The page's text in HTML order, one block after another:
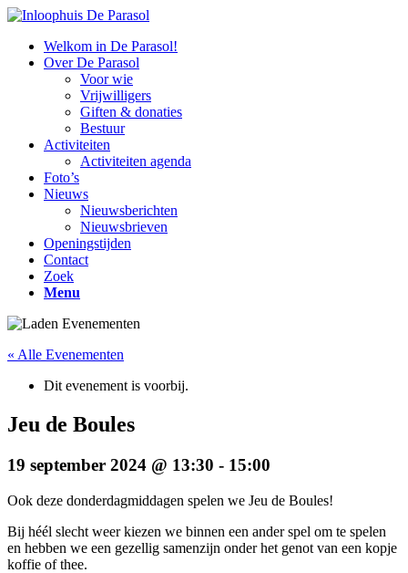
Welkom in De Parasol!
Over De Parasol
Voor wie
Vrijwilligers
Giften & donaties
Bestuur
Activiteiten
Activiteiten agenda
Foto’s
Nieuws
Nieuwsberichten
Nieuwsbrieven
Openingstijden
Contact
Zoek
Menu
« Alle Evenementen
Dit evenement is voorbij.
Jeu de Boules
19 september 2024 @ 13:30 - 15:00
Ook deze donderdagmiddagen spelen we Jeu de Boules!
Bij héél slecht weer kiezen we binnen een ander spel om te spelen
en hebben we een gezellig samenzijn onder het genot van een kopje
koffie of thee.